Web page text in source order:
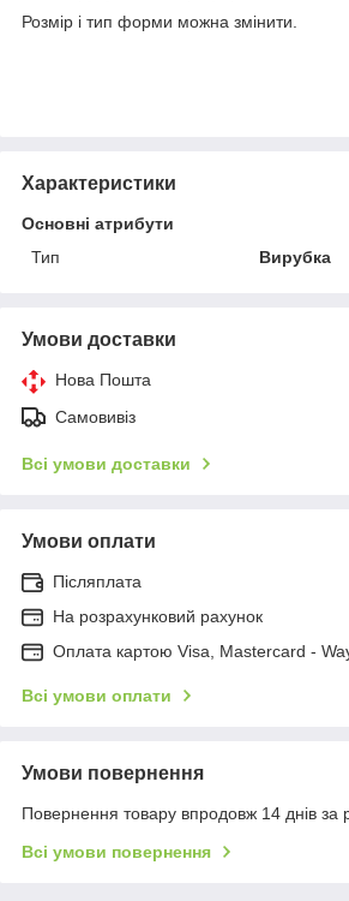
Розмір і тип форми можна змінити.
Характеристики
Основні атрибути
Тип
Вирубка
Умови доставки
Нова Пошта
Самовивіз
Всі умови доставки
Умови оплати
Післяплата
На розрахунковий рахунок
Оплата картою Visa, Mastercard -
Всі умови оплати
Умови повернення
Повернення товару впродовж 14 днів за
Всі умови повернення